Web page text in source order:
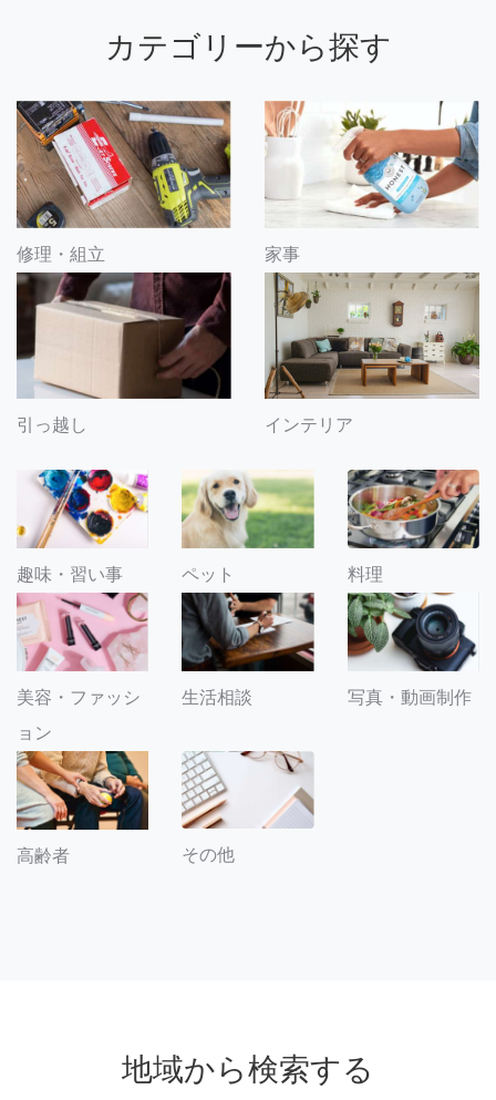
カテゴリーから探す
修理・組立 家事
引っ越し インテリア
趣味・習い事 ペット 料理
美容・ファッシ
ョン
生活相談 写真・動画制作
高齢者 その他
地域から検索する